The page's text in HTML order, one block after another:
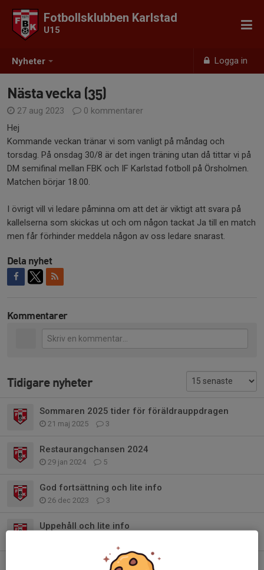
Nyheter Logga in
Fotbollsklubben Karlstad
U15
Nästa vecka (35)
27 aug 2023
0 kommentarer
Hej
Kommande veckan tränar vi som vanligt på måndag och
torsdag. På onsdag 30/8 är det ingen träning utan då tittar vi på
DM semifinal mellan FBK och IF Karlstad fotboll på Örsholmen.
Matchen börjar 18.00.
I övrigt vill vi ledare påminna om att det är viktigt att svara på
kallelserna som skickas ut och om någon tackat Ja till en match
men får förhinder meddela någon av oss ledare snarast.
Dela nyhet
Kommentarer
Tidigare nyheter
Sommaren 2025 tider för föräldrauppdragen
21 maj 2025 3
Restaurangchansen 2024
29 jan 2024 5
God fortsättning och lite info
26 dec 2023 3
Uppehåll och lite info
Ändrade söndagstider i December